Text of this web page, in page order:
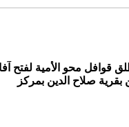
قوافل محو الأمية لفتح
بقرية صلاح الدين بمركز